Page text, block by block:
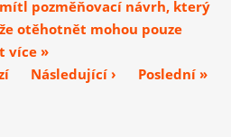
pozměňovací návrh, který
otěhotnět mohou pouze
více »
Následující › Poslední »